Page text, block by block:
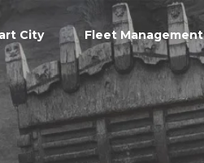
City Fleet Management